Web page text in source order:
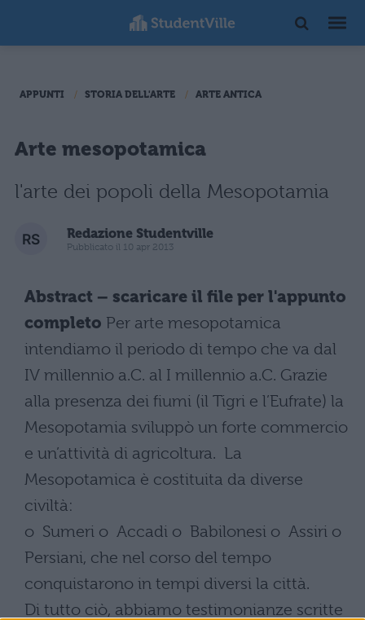
APPUNTI STORIA DELL'ARTE ARTE ANTICA
Arte mesopotamica
l'arte dei popoli della Mesopotamia
Redazione Studentville
Pubblicato il 10 apr 2013
Abstract – scaricare il file per l'appunto
completo Per arte mesopotamica
intendiamo il periodo di tempo che va dal
IV millennio a.C. al I millennio a.C. Grazie
alla presenza dei fiumi (il Tigri e l’Eufrate) la
Mesopotamia sviluppò un forte commercio
e un’attività di agricoltura. La
Mesopotamica è costituita da diverse
civiltà:
o Sumeri o Accadi o Babilonesi o Assiri o
Persiani, che nel corso del tempo
conquistarono in tempi diversi la città.
Di tutto ciò, abbiamo testimonianze scritte